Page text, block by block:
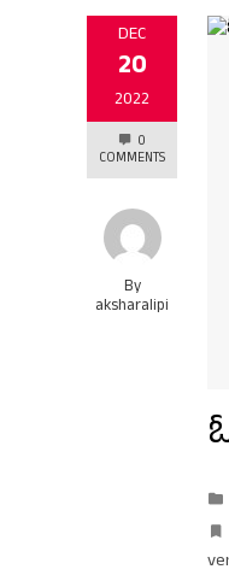
DEC
20
2022
0
COMMENTS
By
aksharalipi